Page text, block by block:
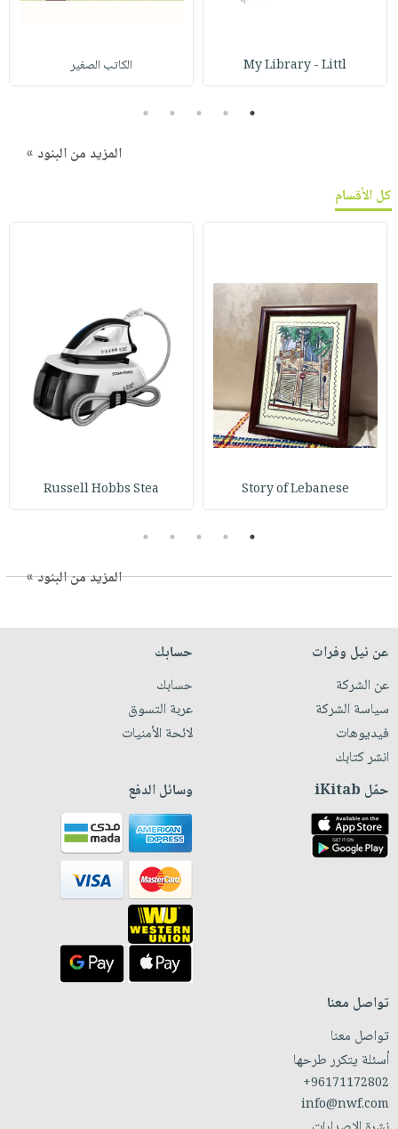
My Library - Littl الكاتب الصغير
1
2
3
4
5
المزيد من البنود »
كل الأقسام
Story of Lebanese
Russell Hobbs Stea
1
2
3
4
5
المزيد من البنود »
عن نيل وفرات
عن الشركة
سياسة الشركة
فيديوهات
انشر كتابك
حسابك
حسابك
عربة التسوق
لائحة الأمنيات
حمّل iKitab وسائل الدفع
تواصل معنا
تواصل معنا
أسئلة يتكرر طرحها
+96171172802
info@nwf.com